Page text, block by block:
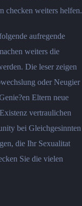
checken weiters helfen.
aufregende
weiters die
Die leser zeigen
oder Neugier
Eltern neue
vertraulichen
bei Gleichgesinnten
die Ihr Sexualitat
Sie die vielen